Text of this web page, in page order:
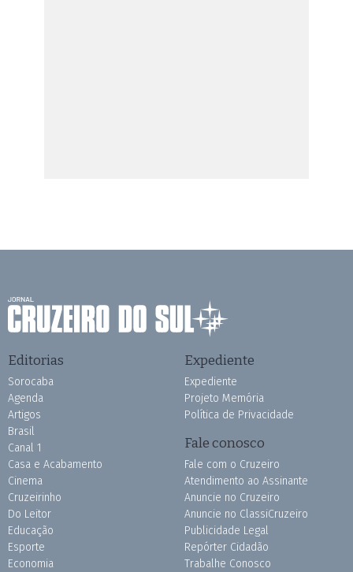
Editorias
Sorocaba
Agenda
Artigos
Brasil
Canal 1
Casa e Acabamento
Cinema
Cruzeirinho
Do Leitor
Educação
Esporte
Economia
Expediente
Expediente
Projeto Memória
Política de Privacidade
Fale conosco
Fale com o Cruzeiro
Atendimento ao Assinante
Anuncie no Cruzeiro
Anuncie no ClassiCruzeiro
Publicidade Legal
Repórter Cidadão
Trabalhe Conosco